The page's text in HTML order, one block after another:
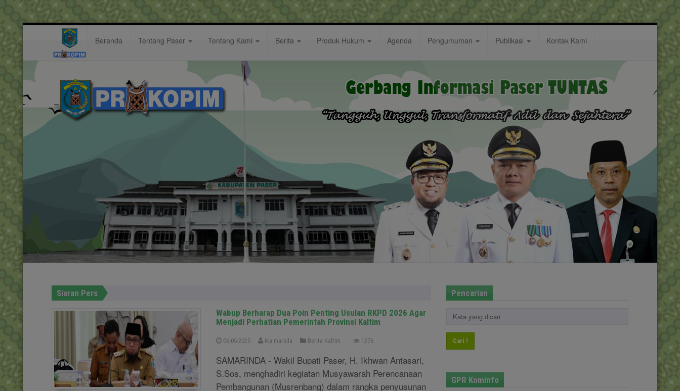
Beranda Tentang Paser Tentang Kami Berita Produk Hukum Agenda Pengumuman Publikasi Kontak Kami
Hastag:
Siaran Pers
Wabup Berharap Dua Poin Penting Usulan RKPD 2026 Agar
Menjadi Perhatian Pemerintah Provinsi Kaltim
06-05-2025 Ika marsila Berita Kaltim 1276
SAMARINDA - Wakil Bupati Paser, H. Ikhwan Antasari,
S.Sos, menghadiri kegiatan Musyawarah Perencanaan
Pembangunan (Musrenbang) dalam rangka penyusunan
Pencarian
Cari !
GPR Kominfo